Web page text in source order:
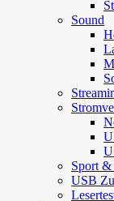
Sound
Sport
USB